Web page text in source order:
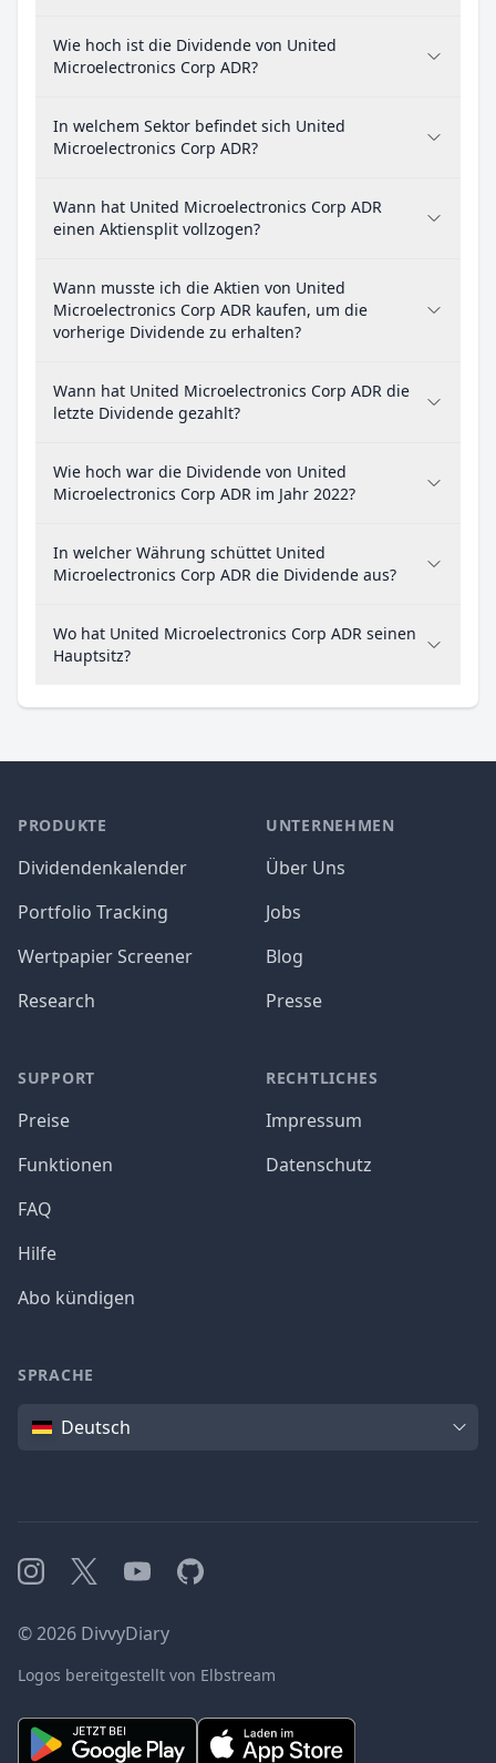
Wie hoch ist die Dividende von United
Microelectronics Corp ADR?
In welchem Sektor befindet sich United
Microelectronics Corp ADR?
Wann hat United Microelectronics Corp ADR
einen Aktiensplit vollzogen?
Wann musste ich die Aktien von United
Microelectronics Corp ADR kaufen, um die
vorherige Dividende zu erhalten?
Wann hat United Microelectronics Corp ADR die
letzte Dividende gezahlt?
Wie hoch war die Dividende von United
Microelectronics Corp ADR im Jahr 2022?
In welcher Währung schüttet United
Microelectronics Corp ADR die Dividende aus?
Wo hat United Microelectronics Corp ADR seinen
Hauptsitz?
PRODUKTE
Dividendenkalender
Portfolio Tracking
Wertpapier Screener
Research
SUPPORT
Preise
Funktionen
FAQ
Hilfe
Abo kündigen
UNTERNEHMEN
Über Uns
Jobs
Blog
Presse
RECHTLICHES
Impressum
Datenschutz
SPRACHE
SpracheDeutsch
Instagram
X YouTubeGitHub
©2026 DivvyDiary
Logos bereitgestellt von Elbstream